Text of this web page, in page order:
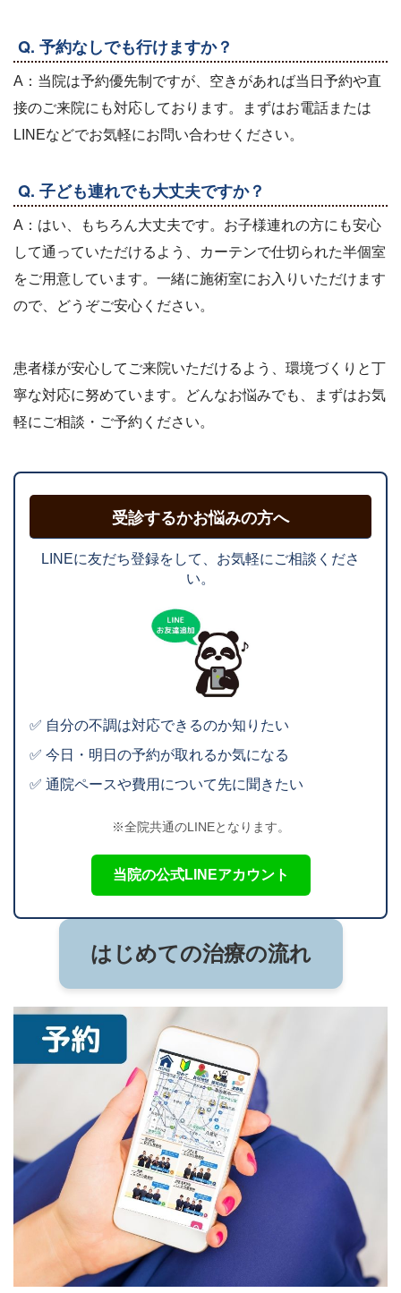
Q. 予約なしでも行けますか？
A：当院は予約優先制ですが、空きがあれば当日予約や直
接のご来院にも対応しております。まずはお電話または
LINEなどでお気軽にお問い合わせください。
Q. 子ども連れでも大丈夫ですか？
A：はい、もちろん大丈夫です。お子様連れの方にも安心
して通っていただけるよう、カーテンで仕切られた半個室
をご用意しています。一緒に施術室にお入りいただけます
ので、どうぞご安心ください。
患者様が安心してご来院いただけるよう、環境づくりと丁
寧な対応に努めています。どんなお悩みでも、まずはお気
軽にご相談・ご予約ください。
受診するかお悩みの方へ
LINEに友だち登録をして、お気軽にご相談くださ
い。
✅ 自分の不調は対応できるのか知りたい
✅ 今日・明日の予約が取れるか気になる
✅ 通院ペースや費用について先に聞きたい
※全院共通のLINEとなります。
当院の公式LINEアカウント
はじめての治療の流れ